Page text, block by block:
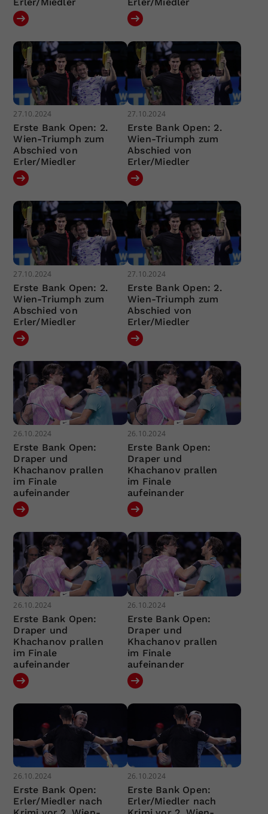
27.10.2024
Erste Bank Open: 2.
Wien-Triumph zum
Abschied von
Erler/Miedler
27.10.2024
Erste Bank Open: 2.
Wien-Triumph zum
Abschied von
Erler/Miedler
27.10.2024
Erste Bank Open: 2.
Wien-Triumph zum
Abschied von
Erler/Miedler
27.10.2024
Erste Bank Open: 2.
Wien-Triumph zum
Abschied von
Erler/Miedler
26.10.2024
Erste Bank Open:
Draper und
Khachanov prallen
im Finale
aufeinander
26.10.2024
Erste Bank Open:
Draper und
Khachanov prallen
im Finale
aufeinander
26.10.2024
Erste Bank Open:
Draper und
Khachanov prallen
im Finale
aufeinander
26.10.2024
Erste Bank Open:
Draper und
Khachanov prallen
im Finale
aufeinander
26.10.2024
Erste Bank Open:
Erler/Miedler nach
26.10.2024
Erste Bank Open:
Erler/Miedler nach